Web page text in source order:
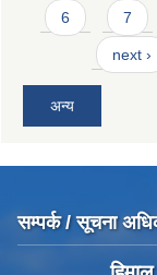
6 7
next ›
अन्य
सम्पर्क / सूचना